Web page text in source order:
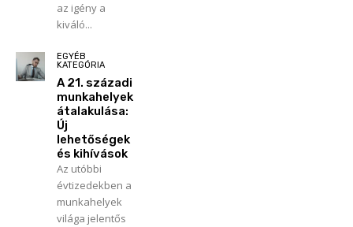
az igény a
kiváló...
EGYÉB
KATEGÓRIA
A 21. századi
munkahelyek
átalakulása:
Új
lehetőségek
és kihívások
Az utóbbi
évtizedekben a
munkahelyek
világa jelentős